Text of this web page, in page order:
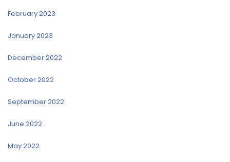
February 2023
January 2023
December 2022
October 2022
September 2022
June 2022
May 2022